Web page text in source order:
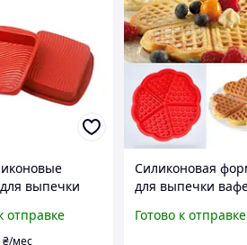
выпечки
форма
Силиконовые
отправке
₴/мес
Силиконовая
для выпечки
Готово к отправке